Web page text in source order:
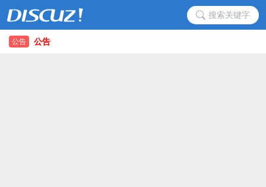
搜索关键字
公告
公告